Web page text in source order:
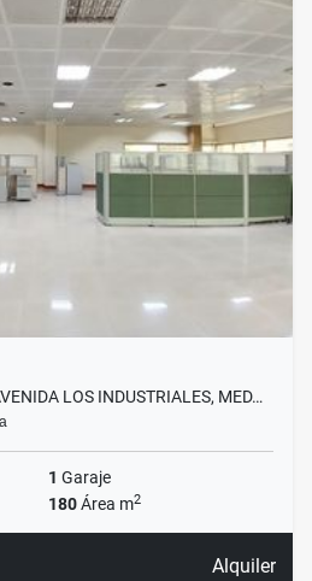
LOS INDUSTRIALES, MED…
1 Garaje
180Área m2
Alquiler